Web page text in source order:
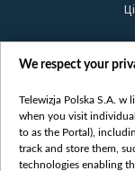
We respect your
Telewizja Polska S.A. w
when you visit
to as the Portal),
track and store them,
technologies enabling